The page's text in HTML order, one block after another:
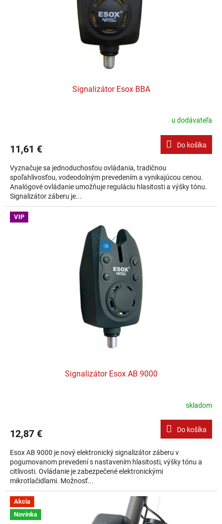
Signalizátor Esox BBA
u dodávateľa
11,61 € Do košíka
Vyznačuje sa jednoduchosťou ovládania, tradičnou
spoľahlivosťou, vodeodolným prevedením a vynikajúcou cenou.
Analógové ovládanie umožňuje reguláciu hlasitosti a výšky tónu.
Signalizátor záberu je...
VIP
Signalizátor Esox AB 9000
skladom
12,87 € Do košíka
Esox AB 9000 je nový elektronický signalizátor záberu v
pogumovanom prevedení s nastavením hlasitosti, výšky tónu a
citlivosti. Ovládanie je zabezpečené elektronickými
mikrotlačidlami. Možnosť...
Akcia
Novinka